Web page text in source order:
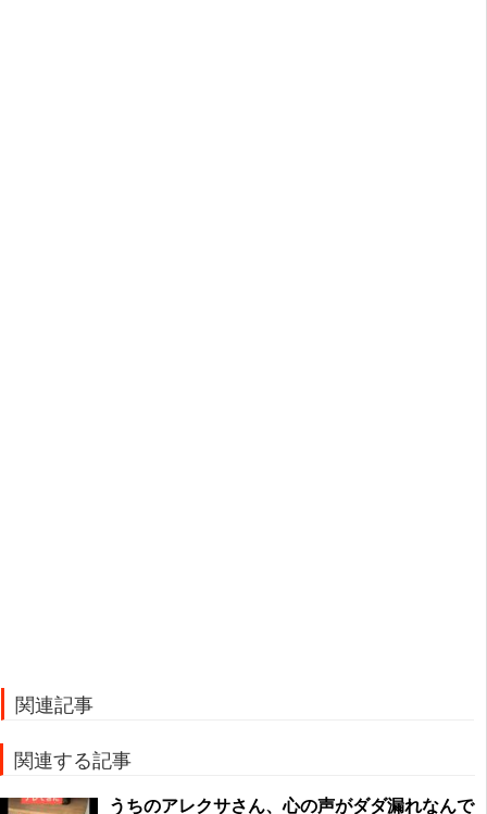
関連記事
関連する記事
うちのアレクサさん、心の声がダダ漏れなんで